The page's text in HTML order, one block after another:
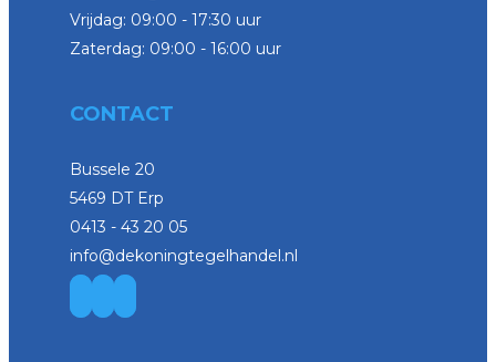
Vrijdag: 09:00 - 17:30 uur
Zaterdag: 09:00 - 16:00 uur
CONTACT
Bussele 20
5469 DT Erp
0413 - 43 20 05
info@dekoningtegelhandel.nl